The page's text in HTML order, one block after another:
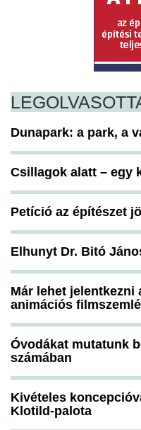
Dunapark: a park, a
Csillagok alatt – egy
Petíció az építészet
Elhunyt Dr. Bitó
Már lehet jelentkezni
animációs
Óvodákat mutatunk
számában
Kivételes
Klotild-palota